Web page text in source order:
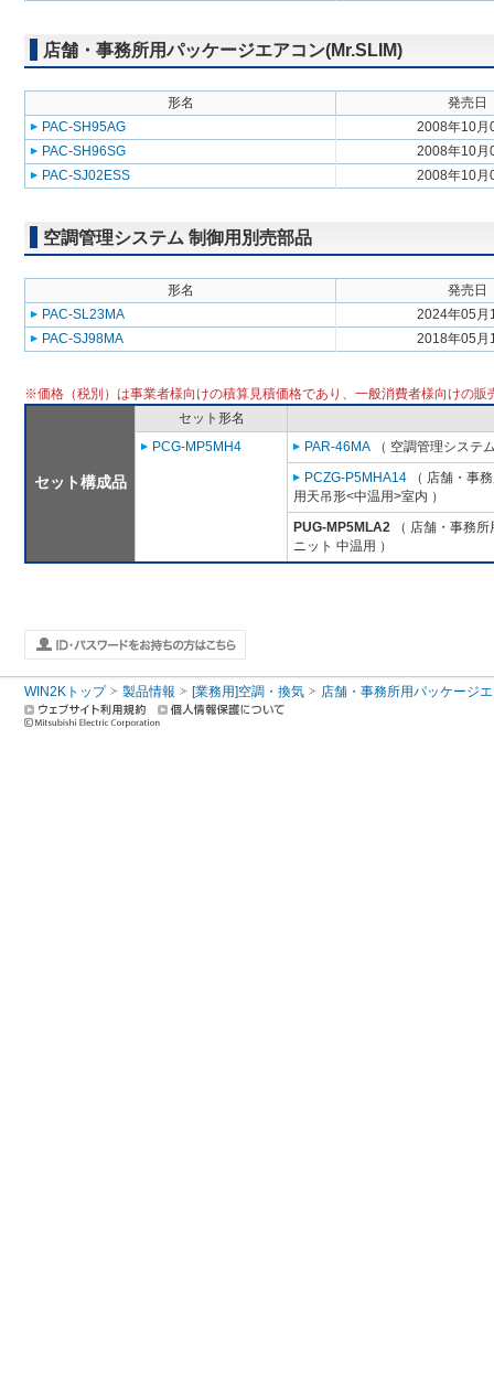
店舗・事務所用パッケージエアコン(Mr.SLIM)
形名
発売日
PAC-SH95AG
2008年10月
PAC-SH96SG
2008年10月
PAC-SJ02ESS
2008年10月
空調管理システム 制御用別売部品
形名
発売日
PAC-SL23MA
2024年05月
PAC-SJ98MA
2018年05月
※価格（税別）は事業者様向けの積算見積価格であり、一般消費者様向けの販
セット構成品
セット形名
PCG-MP5MH4
PAR-46MA （ 空調管理システ
PCZG-P5MHA14 （ 店舗・事
用天吊形<中温用>室内 ）
PUG-MP5MLA2 （ 店舗・事務
ニット 中温用 ）
WIN2Kトップ 製品情報 [業務用]空調・換気 店舗・事務所用パッケージ